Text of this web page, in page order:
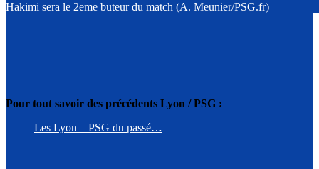
Hakimi sera le 2eme buteur du match (A. Meunier/PSG.fr)
Pour tout savoir des précédents Lyon / PSG :
Les Lyon – PSG du passé…